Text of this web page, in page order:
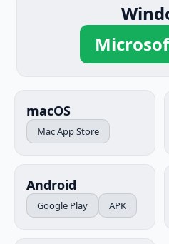
macOS
Mac App Store
Android
Google Play APK